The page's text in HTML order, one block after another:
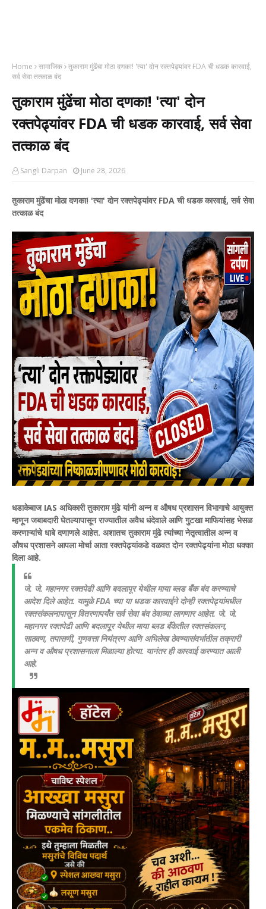
Home सामाजिक तुकाराम मुंढेंचा मोठा दणका! 'त्या' दोन रक्तपेढ्यांवर FDA ची धडक कारवाई,
सर्व सेवा तत्काळ बंद
तुकाराम मुंढेंचा मोठा दणका! 'त्या' दोन
रक्तपेढ्यांवर FDA ची धडक कारवाई, सर्व सेवा
तत्काळ बंद
Sangli Darpan June 28, 2026
तुकाराम मुंढेंचा मोठा दणका! 'त्या' दोन रक्तपेढ्यांवर FDA ची धडक कारवाई, सर्व सेवा
तत्काळ बंद
धडाकेबाज IAS अधिकारी तुकाराम मुंढे यांनी अन्न व औषध प्रशासन विभागाचे आयुक्त
म्हणून जबाबदारी घेतल्यापासून राज्यातील अवैध धंदेवाले आणि गुटखा माफियांसह भेसळ
करणाऱ्यांचे धाबे दणाणले आहेत. अशातच तुकाराम मुंढे त्यांच्या नेतृत्वातील अन्न व
औषध प्रशासने आपला मोर्चा आता रक्तपेढ्यांकडे वळवत दोन रक्तपेढ्यांना मोठा धक्का
दिला आहे.
जे. जे. महानगर रक्तपेढी आणि बदलापूर येथील माया ब्लड बँक बंद करण्याचे
आदेश दिले आहेत. यामुळे FDA च्या या धडक कारवाईने दोन्ही रक्तपेढ्यांमधील
रक्तसंकलनापासून वितरणापर्यंत सर्व सेवा बंद ठेवाव्या लागणार आहेत. जे. जे.
महानगर रक्तपेढी आणि बदलापूर येथील माया ब्लड बँकेतील रक्तसंकलन,
साठवण, तपासणी, गुणवत्ता नियंत्रण आणि अभिलेख ठेवण्यासंदर्भातील तक्रारी
अन्न व औषध प्रशासनाला मिळाल्या होत्या. यानंतर ही कारवाई करण्यात आली
आहे.